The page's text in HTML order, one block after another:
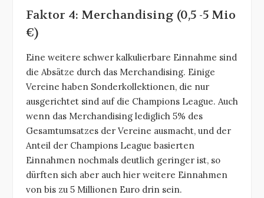
Faktor 4: Merchandising (0,5 -5 Mio
€)
Eine weitere schwer kalkulierbare Einnahme sind
die Absätze durch das Merchandising. Einige
Vereine haben Sonderkollektionen, die nur
ausgerichtet sind auf die Champions League. Auch
wenn das Merchandising lediglich 5% des
Gesamtumsatzes der Vereine ausmacht, und der
Anteil der Champions League basierten
Einnahmen nochmals deutlich geringer ist, so
dürften sich aber auch hier weitere Einnahmen
von bis zu 5 Millionen Euro drin sein.